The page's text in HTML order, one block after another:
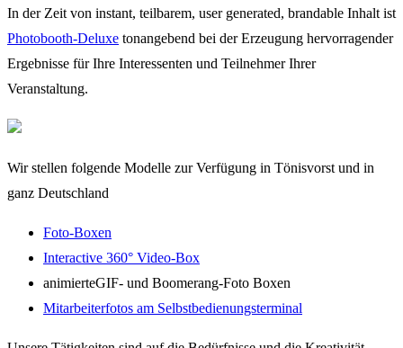
In der Zeit von instant, teilbarem, user generated, brandable Inhalt ist
Photobooth-Deluxe tonangebend bei der Erzeugung hervorragender
Ergebnisse für Ihre Interessenten und Teilnehmer Ihrer
Veranstaltung.
Wir stellen folgende Modelle zur Verfügung in Tönisvorst und in
ganz Deutschland
Foto-Boxen
Interactive 360° Video-Box
animierteGIF- und Boomerang-Foto Boxen
Mitarbeiterfotos am Selbstbedienungsterminal